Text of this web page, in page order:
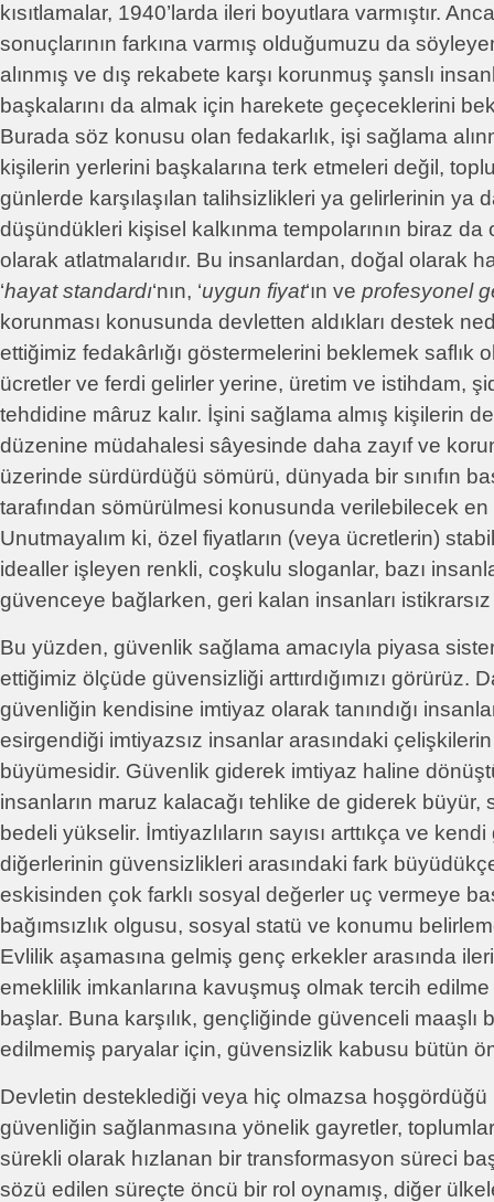
kısıtlamalar, 1940’larda ileri boyutlara varmıştır.
sonuçlarının farkına varmış olduğumuzu da
alınmış ve dış rekabete karşı korunmuş şanslı
başkalarını da almak için harekete geçeceklerini
Burada söz konusu olan fedakarlık, işi sağlama
kişilerin yerlerini başkalarına terk etmeleri değil,
günlerde karşılaşılan talihsizlikleri ya gelirlerinin ya
düşündükleri kişisel kalkınma tempolarının biraz da
olarak atlatmalarıdır. Bu insanlardan, doğal olarak
‘hayat standardı‘nın, ‘uygun fiyat‘ın ve profesyonel
korunması konusunda devletten aldıkları destek
ettiğimiz fedakârlığı göstermelerini beklemek saflık
ücretler ve ferdi gelirler yerine, üretim ve istihdam,
tehdidine mâruz kalır. İşini sağlama almış kişilerin
düzenine müdahalesi sâyesinde daha zayıf ve
üzerinde sürdürdüğü sömürü, dünyada bir sınıfın
tarafından sömürülmesi konusunda verilebilecek
Unutmayalım ki, özel fiyatların (veya ücretlerin)
idealler işleyen renkli, coşkulu sloganlar, bazı
güvenceye bağlarken, geri kalan insanları
Bu yüzden, güvenlik sağlama amacıyla piyasa
ettiğimiz ölçüde güvensizliği arttırdığımızı görürüz.
güvenliğin kendisine imtiyaz olarak tanındığı
esirgendiği imtiyazsız insanlar arasındaki
büyümesidir. Güvenlik giderek imtiyaz haline
insanların maruz kalacağı tehlike de giderek
bedeli yükselir. İmtiyazlıların sayısı arttıkça ve
diğerlerinin güvensizlikleri arasındaki fark
eskisinden çok farklı sosyal değerler uç vermeye
bağımsızlık olgusu, sosyal statü ve konumu
Evlilik aşamasına gelmiş genç erkekler arasında
emeklilik imkanlarına kavuşmuş olmak tercih
başlar. Buna karşılık, gençliğinde güvenceli maaşlı
edilmemiş paryalar için, güvensizlik kabusu bütün
Devletin desteklediği veya hiç olmazsa hoşgördüğü
güvenliğin sağlanmasına yönelik gayretler,
sürekli olarak hızlanan bir transformasyon süreci
sözü edilen süreçte öncü bir rol oynamış, diğer